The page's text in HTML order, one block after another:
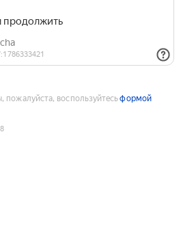
пожалуйста, воспользуйтесьформой